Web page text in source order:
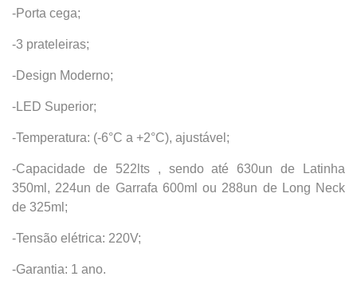
-Porta cega;
-3 prateleiras;
-Design Moderno;
-LED Superior;
-Temperatura: (-6°C a +2°C), ajustável;
-Capacidade de 522lts , sendo até 630un de Latinha
350ml, 224un de Garrafa 600ml ou 288un de Long Neck
de 325ml;
-Tensão elétrica: 220V;
-Garantia: 1 ano.